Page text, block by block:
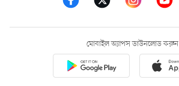
মোবাইল অ্যাপস ডাউনলোড করুন